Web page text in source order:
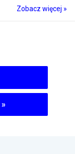
Zobacz więcej »
»